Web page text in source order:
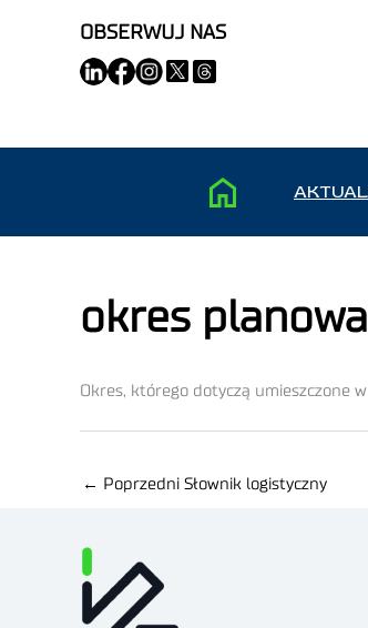
OBSERWUJ NAS
okres
Okres, którego dotyczą umieszczone
← Poprzedni Słownik logistyczny